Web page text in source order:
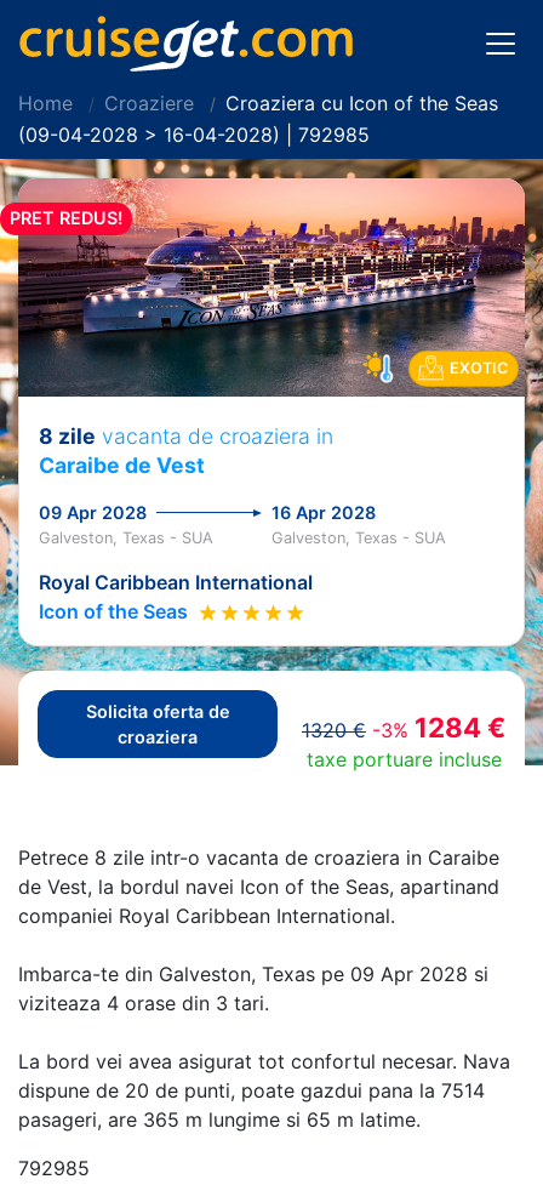
Home Croaziere
Croaziera cu Icon of the Seas
(09-04-2028 > 16-04-2028) | 792985
PRET REDUS!
EXOTIC
8 zile vacanta de croaziera in
Caraibe de Vest
09 Apr 2028 16 Apr 2028
Galveston, Texas - SUA Galveston, Texas - SUA
Royal Caribbean International
Icon of the Seas
Solicita oferta de
croaziera
1320 € -3% 1284 €
taxe portuare incluse
Petrece 8 zile intr-o vacanta de croaziera in Caraibe
de Vest, la bordul navei Icon of the Seas, apartinand
companiei Royal Caribbean International.
Imbarca-te din Galveston, Texas pe 09 Apr 2028 si
viziteaza 4 orase din 3 tari.
La bord vei avea asigurat tot confortul necesar. Nava
dispune de 20 de punti, poate gazdui pana la 7514
pasageri, are 365 m lungime si 65 m latime.
792985